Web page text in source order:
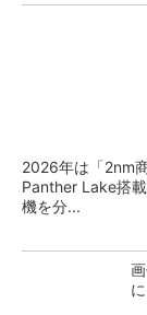
2026年は「2nm
Panther Lake搭
機を分...
に